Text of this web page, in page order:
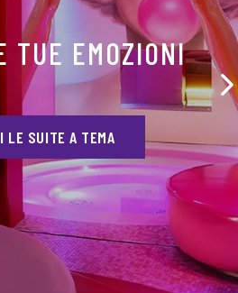
TUE EMOZIONI
LE SUITE A TEMA